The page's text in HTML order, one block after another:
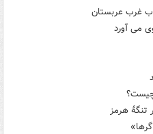
غرب عربستان
می آورد
چیست؟
تنگۀ هرمز